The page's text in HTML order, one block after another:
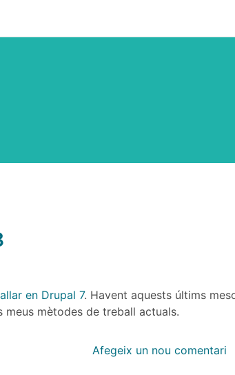
en Drupal 7. Havent aquests últims
mètodes de treball actuals.
Afegeix un nou comentari